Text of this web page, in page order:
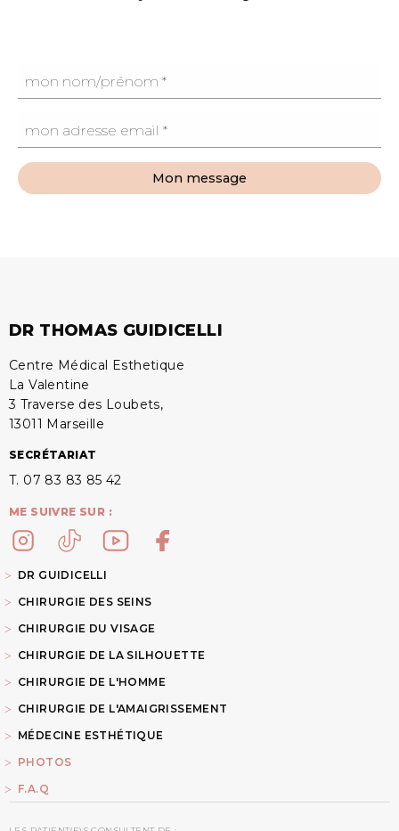
Mon message
DR THOMAS GUIDICELLI
Centre Médical Esthetique
La Valentine
3 Traverse des Loubets,
13011 Marseille
SECRÉTARIAT
T. 07 83 83 85 42
ME SUIVRE SUR :
DR GUIDICELLI
CHIRURGIE DES SEINS
CHIRURGIE DU VISAGE
CHIRURGIE DE LA SILHOUETTE
CHIRURGIE DE L'HOMME
CHIRURGIE DE L'AMAIGRISSEMENT
MÉDECINE ESTHÉTIQUE
PHOTOS
F.A.Q